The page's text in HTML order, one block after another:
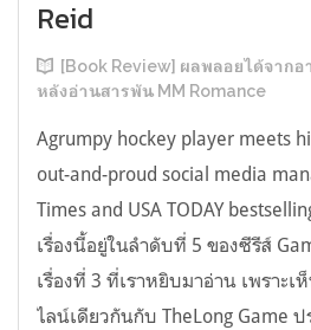
Reid
[Book Review] ผลพลอยได้จาก
หลังอ่านสารพัน MM Romance
Agrumpy hockey player meets
out-and-proud social media
Times and USA TODAY
เรื่องนี้อยู่ในลำดับที่ 5 ของซีรีส์
เรื่องที่ 3 ที่เราหยิบมาอ่าน เพราะเ
ไลน์เดียวกันกับ TheLong Game ป